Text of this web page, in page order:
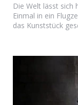
Die Welt lässt sich
Einmal in ein
das Kunststück